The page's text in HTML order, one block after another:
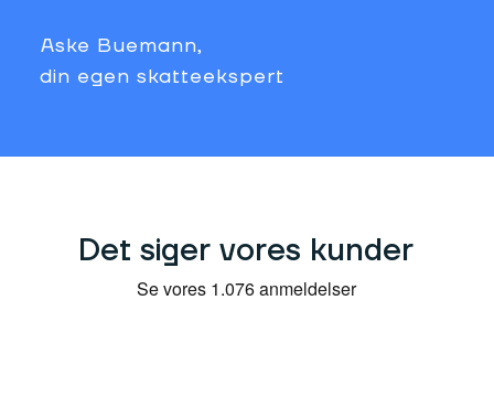
Aske Buemann,
din egen skatteekspert
Det siger vores kunder